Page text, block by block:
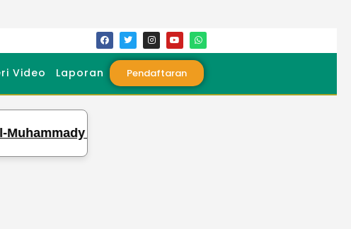
Video Laporan Pendaftaran
Laksanakan Ujian Tasmi Kubro 30 Juz